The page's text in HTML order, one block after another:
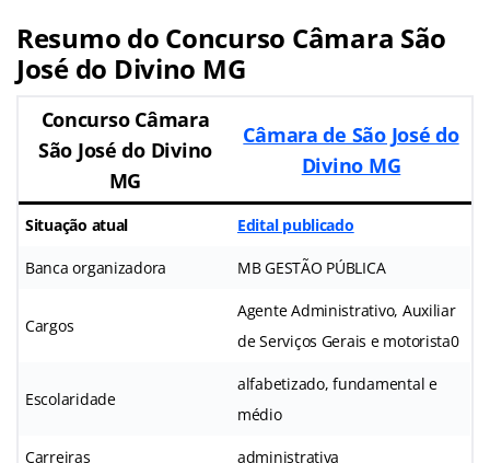
Resumo do Concurso Câmara São
José do Divino MG
Concurso Câmara
São José do Divino
MG
Câmara de São José do
Divino MG
Situação atual Edital publicado
Banca organizadora MB GESTÃO PÚBLICA
Cargos
Agente Administrativo, Auxiliar
de Serviços Gerais e motorista0
Escolaridade
alfabetizado, fundamental e
médio
Carreiras administrativa